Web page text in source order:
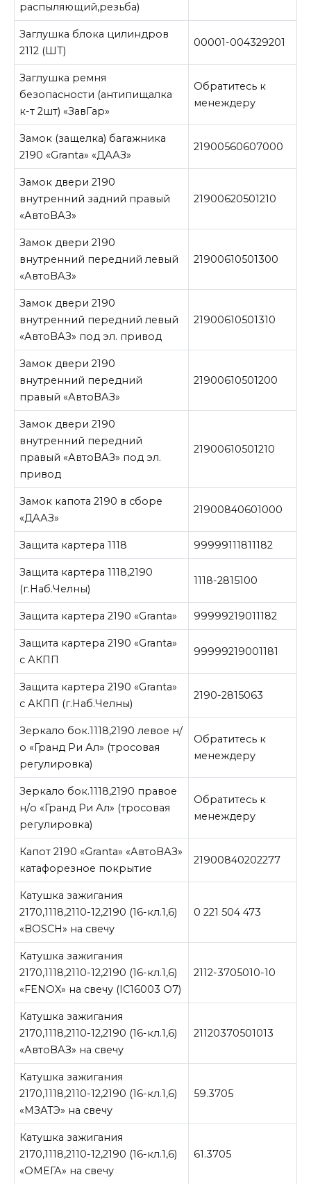
распыляющий,резьба)
Заглушка блока цилиндров
2112 (ШТ)
00001-004329201
Заглушка ремня
безопасности (антипищалка
к-т 2шт) «ЗавГар»
Обратитесь к
менеждеру
Замок (защелка) багажника
2190 «Granta» «ДААЗ»
21900560607000
Замок двери 2190
внутренний задний правый
«АвтоВАЗ»
21900620501210
Замок двери 2190
внутренний передний левый
«АвтоВАЗ»
21900610501300
Замок двери 2190
внутренний передний левый
«АвтоВАЗ» под эл. привод
21900610501310
Замок двери 2190
внутренний передний
правый «АвтоВАЗ»
21900610501200
Замок двери 2190
внутренний передний
правый «АвтоВАЗ» под эл.
привод
21900610501210
Замок капота 2190 в сборе
«ДААЗ»
21900840601000
Защита картера 1118 99999111811182
Защита картера 1118,2190
(г.Наб.Челны)
1118-2815100
Защита картера 2190 «Granta» 99999219011182
Защита картера 2190 «Granta»
с АКПП
99999219001181
Защита картера 2190 «Granta»
с АКПП (г.Наб.Челны)
2190-2815063
Зеркало бок.1118,2190 левое н/
о «Гранд Ри Ал» (тросовая
регулировка)
Обратитесь к
менеждеру
Зеркало бок.1118,2190 правое
н/о «Гранд Ри Ал» (тросовая
регулировка)
Обратитесь к
менеждеру
Капот 2190 «Granta» «АвтоВАЗ»
катафорезное покрытие
21900840202277
Катушка зажигания
2170,1118,2110-12,2190 (16-кл.1,6)
«BOSCH» на свечу
0 221 504 473
Катушка зажигания
2170,1118,2110-12,2190 (16-кл.1,6)
«FENOX» на свечу (IC16003 O7)
2112-3705010-10
Катушка зажигания
2170,1118,2110-12,2190 (16-кл.1,6)
«АвтоВАЗ» на свечу
21120370501013
Катушка зажигания
2170,1118,2110-12,2190 (16-кл.1,6)
«МЗАТЭ» на свечу
59.3705
Катушка зажигания
2170,1118,2110-12,2190 (16-кл.1,6)
«ОМЕГА» на свечу
61.3705